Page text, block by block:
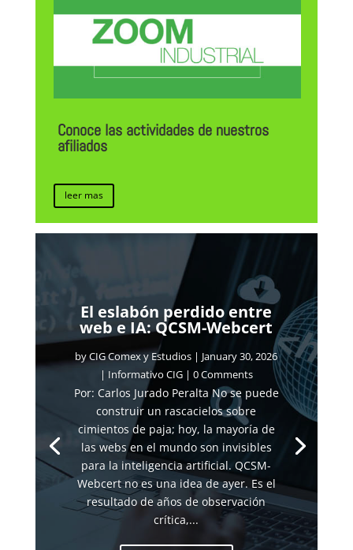
Conoce las actividades de nuestros
afiliados
leer mas
El eslabón perdido entre
web e IA: QCSM-Webcert
byCIG Comex y Estudios | January 30, 2026
| Informativo CIG| 0 Comments
Por: Carlos Jurado Peralta No se puede
construir un rascacielos sobre
cimientos de paja; hoy, la mayoría de
las webs en el mundo son invisibles
para la inteligencia artificial. QCSM-
Webcert no es una idea de ayer. Es el
resultado de años de observación
crítica,...